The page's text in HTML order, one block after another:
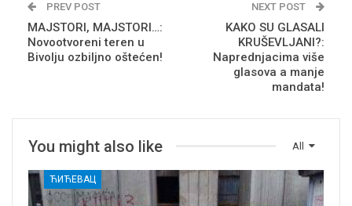
PREV POST
MAJSTORI, MAJSTORI…:
Novootvoreni teren u
Bivolju ozbiljno oštećen!
NEXT POST
KAKO SU GLASALI
KRUŠEVLJANI?:
Naprednjacima više
glasova a manje
mandata!
All
You might also like
ЋИЋЕВАЦ